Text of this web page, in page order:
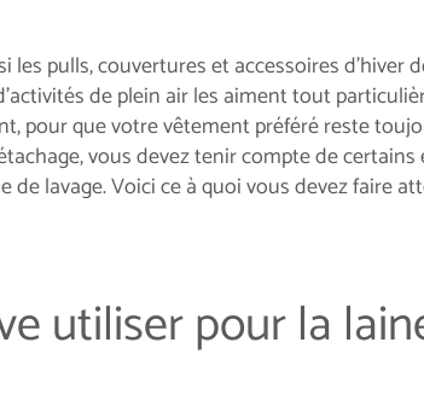
les pulls, couvertures et accessoires
de plein air les aiment tout
pour que votre vêtement préféré reste
vous devez tenir compte de
de lavage. Voici ce à quoi vous devez faire
utiliser pour la